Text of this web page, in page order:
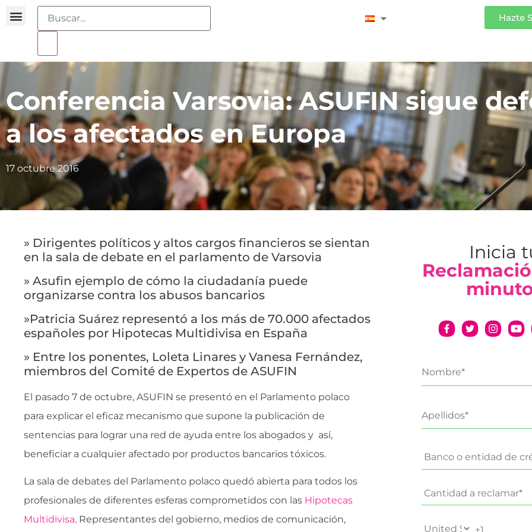
Hazte
Conferencia Varsovia: ASUFIN sigue
a los afectados en Europa
17 octubre 2016
» Dirigentes políticos y altos cargos financieros se sientan
en la sala de debate en el parlamento de Varsovia
» Asufin ejemplo de cómo la ciudadanía puede
organizarse contra los abusos bancarios
»Patricia Suárez representó a los más de 70.000 afectados
españoles por Hipotecas Multidivisa en España
» Entre los ponentes, Loleta Linares y Vanesa Fernández,
miembros del Comité de Expertos de ASUFIN
El pasado 7 de octubre, ASUFIN se presentó en el Parlamento polaco
para explicar el eficaz mecanismo que supone la publicación de
sentencias para lograr una red de ayuda entre los abogados y así,
beneficiar a cualquier afectado por productos bancarios tóxicos.
La sala de debates del Parlamento polaco quedó abierta para todos los
profesionales de diferentes esferas comprometidos con las Hipotecas
Multidivisa. Representantes del gobierno, medios de comunicación,
Inicia